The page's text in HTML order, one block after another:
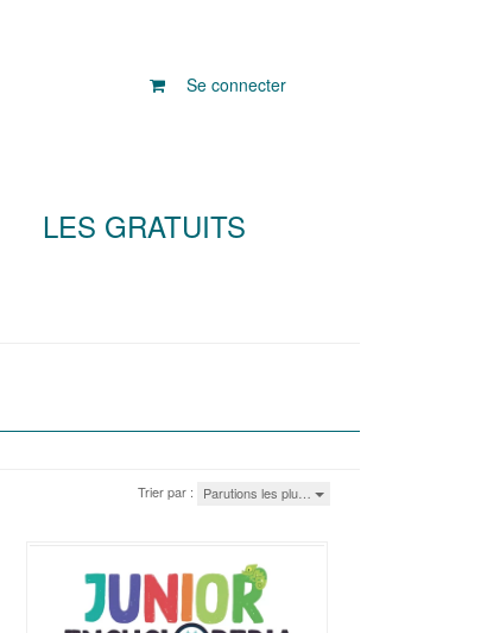
Se connecter
LES GRATUITS
Trier par : Parutions les plu…